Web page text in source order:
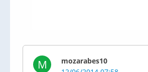
M
mozarabes10